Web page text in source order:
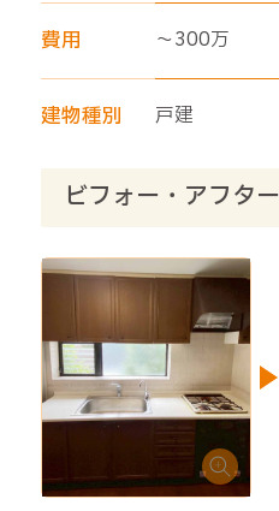
費用 〜300万
建物種別 戸建
ビフォー・アフター